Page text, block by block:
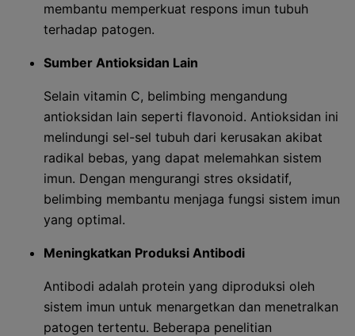
membantu memperkuat respons imun tubuh
terhadap patogen.
Sumber Antioksidan Lain
Selain vitamin C, belimbing mengandung
antioksidan lain seperti flavonoid. Antioksidan ini
melindungi sel-sel tubuh dari kerusakan akibat
radikal bebas, yang dapat melemahkan sistem
imun. Dengan mengurangi stres oksidatif,
belimbing membantu menjaga fungsi sistem imun
yang optimal.
Meningkatkan Produksi Antibodi
Antibodi adalah protein yang diproduksi oleh
sistem imun untuk menargetkan dan menetralkan
patogen tertentu. Beberapa penelitian